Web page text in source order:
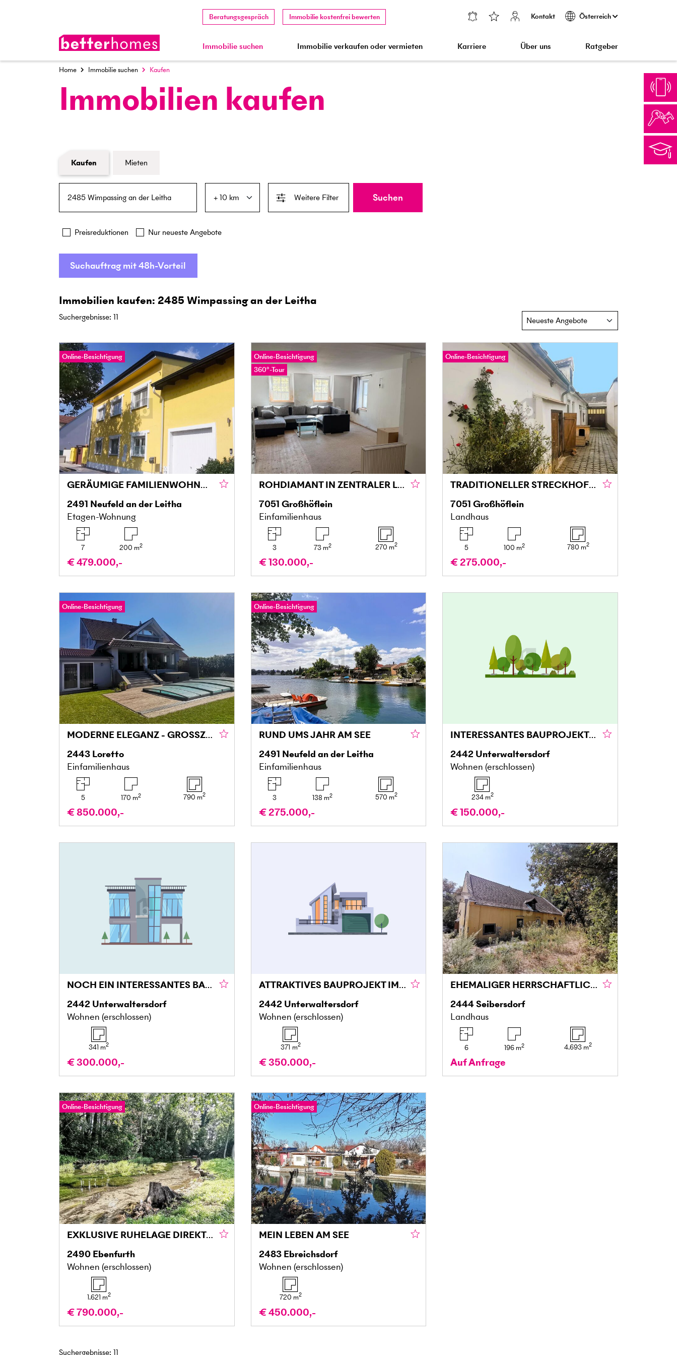
Beratungsgespräch Immobilie kostenfrei bewerten Kontakt Österreich
Immobilie suchen Immobilie verkaufen oder vermieten Karriere Über uns Ratgeber
Home Immobilie suchen Kaufen
Immobilien kaufen
Formular Immobiliensuche
Kaufen
Mieten
Weitere Filter
Preisreduktionen Nur neueste Angebote
Suchen
Suchauftrag mit 48h-Vorteil
Immobilien kaufen: 2485 Wimpassing an der Leitha
Suchergebnisse: 11
Online-Besichtigung
GERÄUMIGE FAMILIENWOHNUNG MIT GROSSZÜGIGER TERRASSENLANDSCHAFT - EXTRA STUDIO
2491 Neufeld an der Leitha
Etagen-Wohnung
7 200 m2
€ 479.000,-
Online-Besichtigung
360°-Tour
ROHDIAMANT IN ZENTRALER LAGE, RUHIG GELEGENES OBJEKT MIT VIEL POTENZIAL ZUR SELBSTVERWIRKLICHUNG
7051 Großhöflein
Einfamilienhaus
3 73 m2 270 m2
€ 130.000,-
Online-Besichtigung
TRADITIONELLER STRECKHOF MIT GARTEN, SCHEUNE UND ZWEITER ZUFAHRT - BAURESERVE
7051 Großhöflein
Landhaus
5 100 m2 780 m2
€ 275.000,-
Online-Besichtigung
MODERNE ELEGANZ - GROSSZÜGIGER FAMILIENHIT MIT POOL UND POOLHAUS
2443 Loretto
Einfamilienhaus
5 170 m2 790 m2
€ 850.000,-
Online-Besichtigung
RUND UMS JAHR AM SEE
2491 Neufeld an der Leitha
Einfamilienhaus
3 138 m2 570 m2
€ 275.000,-
INTERESSANTES BAUPROJEKT IM ORTSZENTRUM
2442 Unterwaltersdorf
Wohnen (erschlossen)
234 m2
€ 150.000,-
NOCH EIN INTERESSANTES BAUPROJEKT IM ORTZENTRUM
2442 Unterwaltersdorf
Wohnen (erschlossen)
341 m2
€ 300.000,-
ATTRAKTIVES BAUPROJEKT IM ORTSZENTRUM
2442 Unterwaltersdorf
Wohnen (erschlossen)
371 m2
€ 350.000,-
EHEMALIGER HERRSCHAFTLICHER PFERDESTALL MIT WEITLÄUFIGEM PARK
2444Seibersdorf
Landhaus
6 196 m2 4.693 m2
Auf Anfrage
Online-Besichtigung
EXKLUSIVE RUHELAGE DIREKT AM WASSER
2490 Ebenfurth
Wohnen (erschlossen)
1.621 m2
€ 790.000,-
Online-Besichtigung
MEIN LEBEN AM SEE
2483 Ebreichsdorf
Wohnen (erschlossen)
720 m2
€ 450.000,-
Suchergebnisse: 11